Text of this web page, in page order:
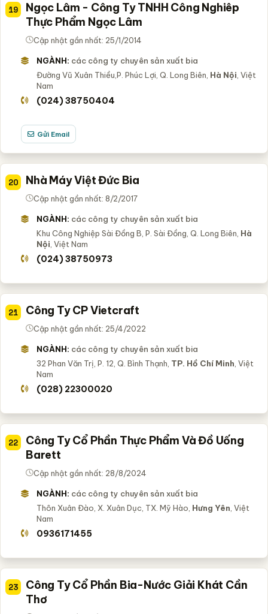
19
Ngọc Lâm - Công Ty TNHH Công Nghiêp
Thực Phẩm Ngọc Lâm
Cập nhật gần nhất: 25/1/2014
NGÀNH: các công ty chuyên sản xuất bia
Đường Vũ Xuân Thiều,P. Phúc Lợi, Q. Long Biên, Hà Nội , Việt
Nam
(024) 38750404
Gửi Email
20 Nhà Máy Việt Đức Bia
Cập nhật gần nhất: 8/2/2017
NGÀNH: các công ty chuyên sản xuất bia
Khu Công Nghiệp Sài Đồng B, P. Sài Đồng, Q. Long Biên, Hà
Nội , Việt Nam
(024) 38750973
21 Công Ty CP Vietcraft
Cập nhật gần nhất: 25/4/2022
NGÀNH: các công ty chuyên sản xuất bia
32 Phan Văn Trị, P. 12, Q. Bình Thạnh, TP. Hồ Chí Minh , Việt
Nam
(028) 22300020
22
Công Ty Cổ Phần Thực Phẩm Và Đồ Uống
Barett
Cập nhật gần nhất: 28/8/2024
NGÀNH: các công ty chuyên sản xuất bia
Thôn Xuân Đào, X. Xuân Dục, TX. Mỹ Hào, Hưng Yên , Việt
Nam
0936171455
23
Công Ty Cổ Phần Bia-Nước Giải Khát Cần
Thơ